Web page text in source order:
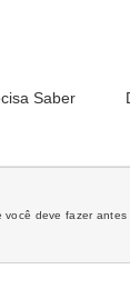
Saber
você deve fazer